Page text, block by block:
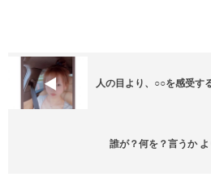
人の目より、○○を感受す
誰が？何を？言うか